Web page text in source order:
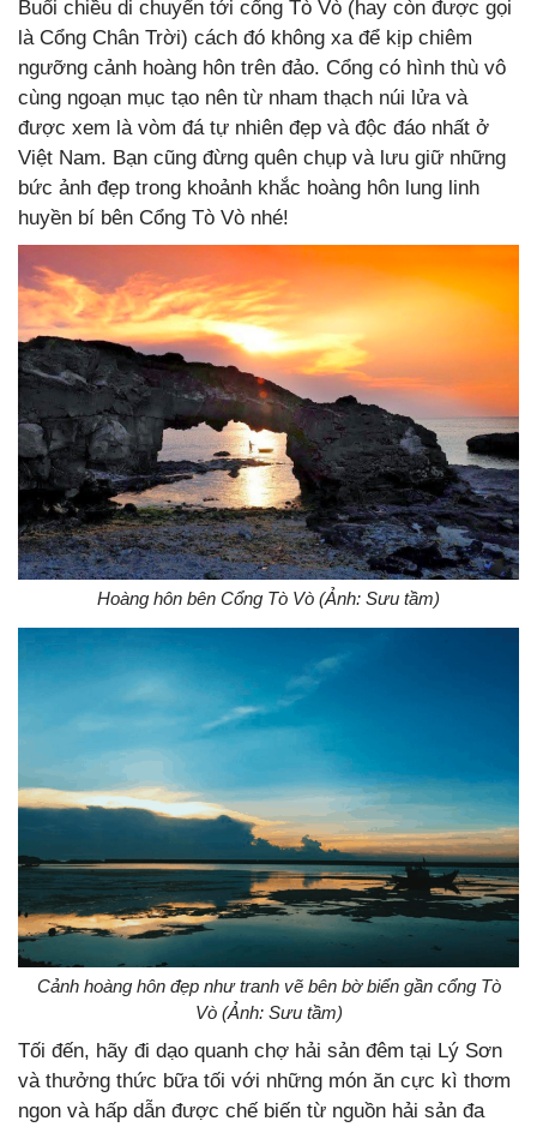
Buổi chiều di chuyển tới cổng Tò Vò (hay còn được gọi
là Cổng Chân Trời) cách đó không xa để kịp chiêm
ngưỡng cảnh hoàng hôn trên đảo. Cổng có hình thù vô
cùng ngoạn mục tạo nên từ nham thạch núi lửa và
được xem là vòm đá tự nhiên đẹp và độc đáo nhất ở
Việt Nam. Bạn cũng đừng quên chụp và lưu giữ những
bức ảnh đẹp trong khoảnh khắc hoàng hôn lung linh
huyền bí bên Cổng Tò Vò nhé!
Hoàng hôn bên Cổng Tò Vò (Ảnh: Sưu tầm)
Cảnh hoàng hôn đẹp như tranh vẽ bên bờ biển gần cổng Tò
Vò (Ảnh: Sưu tầm)
Tối đến, hãy đi dạo quanh chợ hải sản đêm tại Lý Sơn
và thưởng thức bữa tối với những món ăn cực kì thơm
ngon và hấp dẫn được chế biến từ nguồn hải sản đa